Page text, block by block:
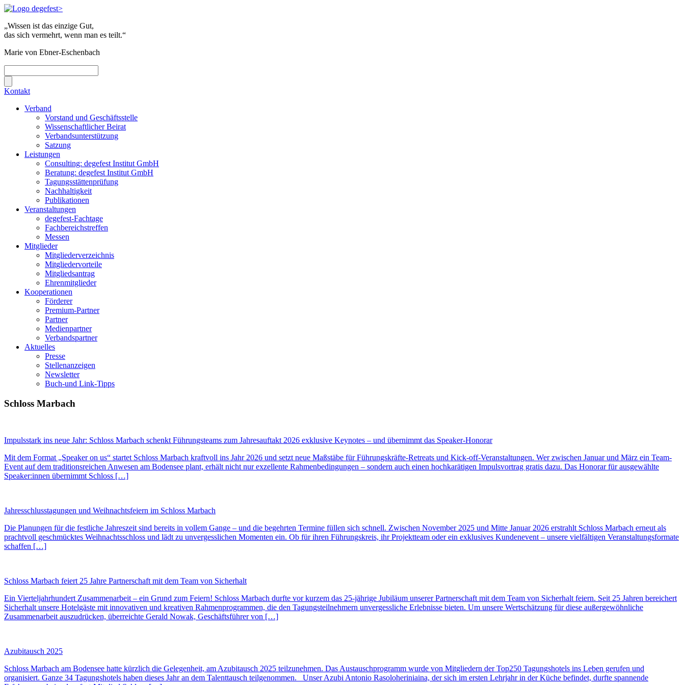
„Wissen ist das einzige Gut,
das sich vermehrt, wenn man es teilt.“
Marie von Ebner-Eschenbach
Kontakt
Verband
Vorstand und Geschäftsstelle
Wissenschaftlicher Beirat
Verbandsunterstützung
Satzung
Leistungen
Consulting: degefest Institut GmbH
Beratung: degefest Institut GmbH
Tagungsstättenprüfung
Nachhaltigkeit
Publikationen
Veranstaltungen
degefest-Fachtage
Fachbereichstreffen
Messen
Mitglieder
Mitgliederverzeichnis
Mitgliedervorteile
Mitgliedsantrag
Ehrenmitglieder
Kooperationen
Förderer
Premium-Partner
Partner
Medienpartner
Verbandspartner
Aktuelles
Presse
Stellenanzeigen
Newsletter
Buch-und Link-Tipps
Schloss Marbach
Impulsstark ins neue Jahr: Schloss Marbach schenkt Führungsteams zum Jahresauftakt 2026 exklusive Keynotes – und übernimmt das Speaker-Honorar
Mit dem Format „Speaker on us“ startet Schloss Marbach kraftvoll ins Jahr 2026 und setzt neue Maßstäbe für Führungskräfte-Retreats und Kick-off-Veranstaltungen. Wer zwischen Januar und März ein Team-
Event auf dem traditionsreichen Anwesen am Bodensee plant, erhält nicht nur exzellente Rahmenbedingungen – sondern auch einen hochkarätigen Impulsvortrag gratis dazu. Das Honorar für ausgewählte
Speaker:innen übernimmt Schloss […]
Jahresschlusstagungen und Weihnachtsfeiern im Schloss Marbach
Die Planungen für die festliche Jahreszeit sind bereits in vollem Gange – und die begehrten Termine füllen sich schnell. Zwischen November 2025 und Mitte Januar 2026 erstrahlt Schloss Marbach erneut als
prachtvoll geschmücktes Weihnachtsschloss und lädt zu unvergesslichen Momenten ein. Ob für ihren Führungskreis, ihr Projektteam oder ein exklusives Kundenevent – unsere vielfältigen Veranstaltungsformate
schaffen […]
Schloss Marbach feiert 25 Jahre Partnerschaft mit dem Team von Sicherhalt
Ein Vierteljahrhundert Zusammenarbeit – ein Grund zum Feiern! Schloss Marbach durfte vor kurzem das 25-jährige Jubiläum unserer Partnerschaft mit dem Team von Sicherhalt feiern. Seit 25 Jahren bereichert
Sicherhalt unsere Hotelgäste mit innovativen und kreativen Rahmenprogrammen, die den Tagungsteilnehmern unvergessliche Erlebnisse bieten. Um unsere Wertschätzung für diese außergewöhnliche
Zusammenarbeit auszudrücken, überreichte Gerald Nowak, Geschäftsführer von […]
Azubitausch 2025
Schloss Marbach am Bodensee hatte kürzlich die Gelegenheit, am Azubitausch 2025 teilzunehmen. Das Austauschprogramm wurde von Mitgliedern der Top250 Tagungshotels ins Leben gerufen und
organisiert. Ganze 34 Tagungshotels haben dieses Jahr an dem Talenttausch teilgenommen. Unser Azubi Antonio Rasoloheriniaina, der sich im ersten Lehrjahr in der Küche befindet, durfte spannende